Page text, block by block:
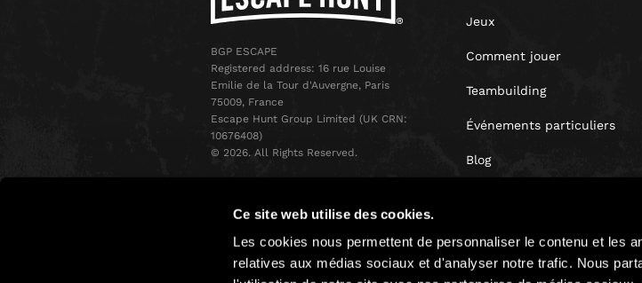
Ce site web utilise des cookies.
Les cookies nous permettent de personnaliser le contenu et les
relatives aux médias sociaux et d'analyser notre trafic. Nous
BGP ESCAPE
Registered address: 16 rue Louise
Emilie de la Tour d'Auvergne, Paris
75009, France
Escape Hunt Group Limited (UK CRN:
10676408)
©️ 2026. All Rights Reserved.
Jeux
Comment jouer
Teambuilding
Événements particuliers
Blog